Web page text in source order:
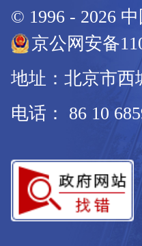
© 1996 - 2026
京公网安备
地址：北京市西
电话： 86 10